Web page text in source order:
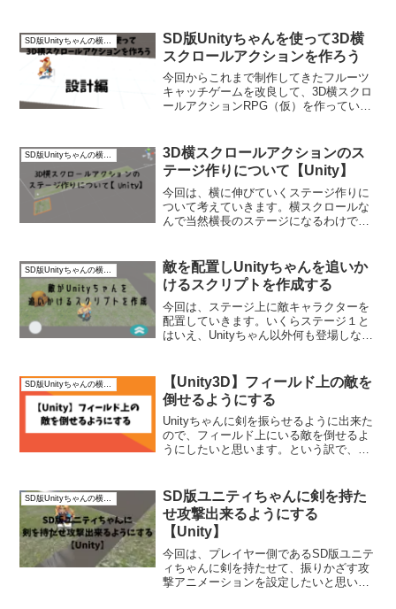
す。プレイヤーが攻撃を受けた時のエフ
ェクトを作成しようま...
SD版Unityちゃんの横スクロールアクション【3D】
SD版Unityちゃんを使って3D横
スクロールアクションを作ろう
今回からこれまで制作してきたフルーツ
キャッチゲームを改良して、3D横スクロ
ールアクションRPG（仮）を作っていき
ようと思ったんですけど、そこにRPGの
要素を付け加えれ...
SD版Unityちゃんの横スクロールアクション【3D】
3D横スクロールアクションのス
テージ作りについて【Unity】
今回は、横に伸びていくステージ作りに
ついて考えていきます。横スクロールな
んで当然横長のステージになるわけです
ゲームはステージ制を予定しているの
で、ある程度のステージを用...
敵を配置しUnityちゃんを追いか
けるスクリプトを作成する
今回は、ステージ上に敵キャラクターを
配置していきます。いくらステージ１と
はいえ、Unityちゃん以外何も登場しない
す。敵キャラクターを配置してコントロ
ーラスクリプトを作成...
【Unity3D】フィールド上の敵を
倒せるようにする
Unityちゃんに剣を振らせるように出来た
ので、フィールド上にいる敵を倒せるよ
うにしたいと思います。という訳で、こ
フィールド上の敵を倒せるようにする
Unityち...
SD版Unityちゃんの横スクロールアクション【3D】
SD版ユニティちゃんに剣を持た
せ攻撃出来るようにする
【Unity】
今回は、プレイヤー側であるSD版ユニテ
ィちゃんに剣を持たせて、振りかざす攻
撃アニメーションを設定したいと思いま